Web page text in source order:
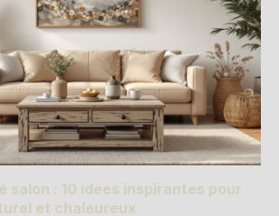
salon : 10 idées inspirantes pour
et chaleureux